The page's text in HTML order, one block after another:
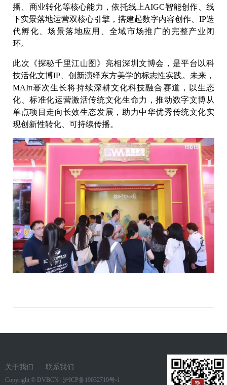
播、商业转化等核心能力，依托线上AIGC智能创作、线
下实景落地运营双核心引擎，搭建起数字内容创作、IP迭
代孵化、场景落地应用、全域市场推广的完整产业闭
环。
此次《探秘千里江山图》亮相深圳文博会，是平台以科
技活化文博IP、创新演绎东方美学的标志性实践。未来，
MAIπ幂次生长将持续深耕文化科技融合赛道，以生态
化、标准化运营激活传统文化生命力，推动数字文博从
单点项目走向长效生态发展，助力中华优秀传统文化实
现创新性转化、可持续传播。
关于我们 联系我们
Copyright © DVBCN | 沪ICP备19032719号-1